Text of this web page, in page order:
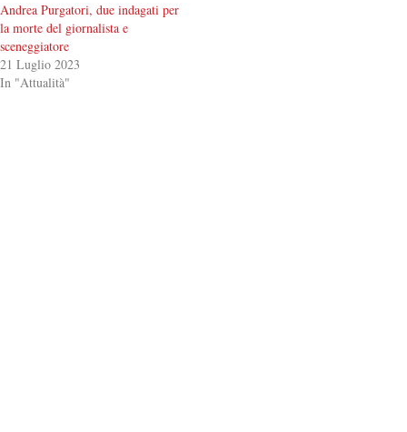
Andrea Purgatori, due indagati per
la morte del giornalista e
sceneggiatore
21 Luglio 2023
In "Attualità"